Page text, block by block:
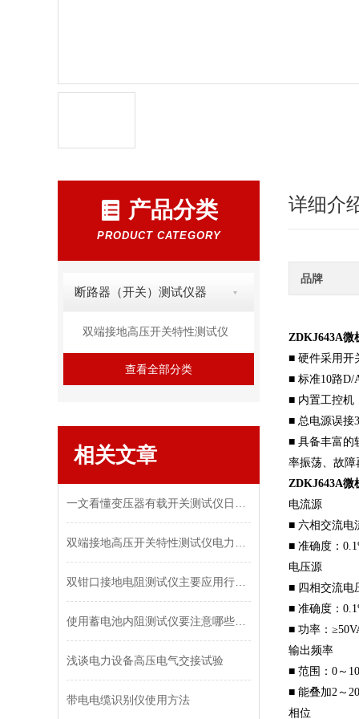
产品分类
PRODUCT CATEGORY
断路器（开关）测试仪器
双端接地高压开关特性测试仪
查看全部分类
相关文章
浅谈电力设备高压电气交接试验
带电电缆识别仪使用方法
详细介
品牌
ZDKJ643A微
■ 硬件采用开
■ 标准10路D/
■ 内置工控机
■ 总电源误接
■ 具备丰富的
率振荡、故障
ZDKJ643A微
电流源
■ 六相交流电
■ 准确度：
电压源
■ 四相交流电
■ 准确度：
■ 功率：
输出频率
■ 范围：0～
■ 能叠加2～
相位